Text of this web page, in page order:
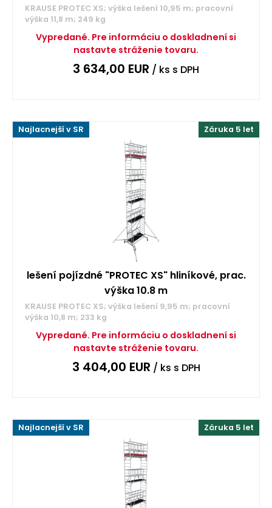
KRAUSE PROTEC XS; výška lešení 10,95 m; pracovní
výška 11,8 m; 249 kg
Vypredané. Pre informáciu o doskladnení si
nastavte stráženie tovaru.
3 634,00 EUR / ks s DPH
Záruka 5 let
Najlacnejší v SR
lešení pojízdné "PROTEC XS" hliníkové, prac.
výška 10.8 m
KRAUSE PROTEC XS; výška lešení 9,95 m; pracovní
výška 10,8 m; 233 kg
Vypredané. Pre informáciu o doskladnení si
nastavte stráženie tovaru.
3 404,00 EUR / ks s DPH
Záruka 5 let
Najlacnejší v SR